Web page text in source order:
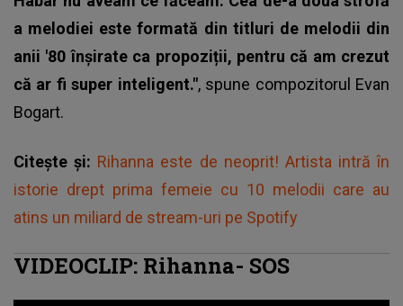
a melodiei este formată din titluri de melodii din
anii '80 înșirate ca propoziții, pentru că am crezut
că ar fi super inteligent.", spune compozitorul Evan
Bogart.
Citește și: Rihanna este de neoprit! Artista intră în
istorie drept prima femeie cu 10 melodii care au
atins un miliard de stream-uri pe Spotify
VIDEOCLIP: Rihanna- SOS